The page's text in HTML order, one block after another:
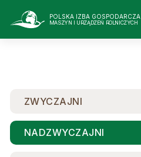
POLSKA IZBA GOSPODARCZA
MASZYN I URZĄDZEŃ ROLNICZYCH
ZWYCZAJNI
NADZWYCZAJNI